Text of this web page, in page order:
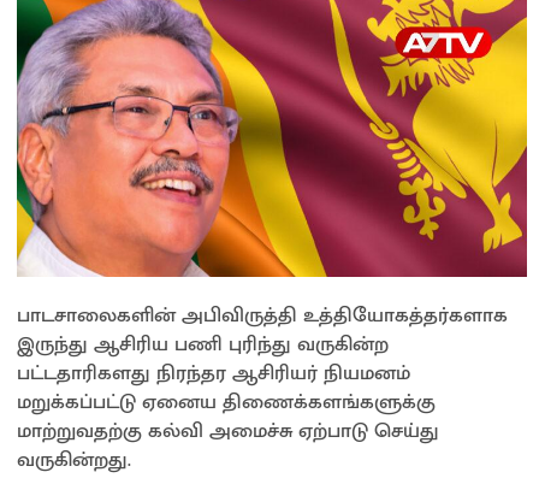
பாடசாலைகளின் அபிவிருத்தி உத்தியோகத்தர்களாக
இருந்து ஆசிரிய பணி புரிந்து வருகின்ற
பட்டதாரிகளது நிரந்தர ஆசிரியர் நியமனம்
மறுக்கப்பட்டு ஏனைய திணைக்களங்களுக்கு
மாற்றுவதற்கு கல்வி அமைச்சு ஏற்பாடு செய்து
வருகின்றது.